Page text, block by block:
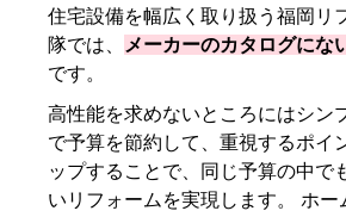
住宅設備を幅広く取り扱う福岡リ
隊では、
メーカーのカタログにな
です。
高性能を求めないところにはシン
で予算を節約して、重視するポイ
ップすることで、同じ予算の中で
いリフォームを実現します。 ホー